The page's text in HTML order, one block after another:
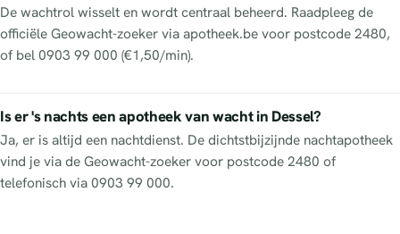
De wachtrol wisselt en wordt centraal beheerd. Raadpleeg de
officiële Geowacht-zoeker via apotheek.be voor postcode 2480,
of bel 0903 99 000 (€1,50/min).
Is er 's nachts een apotheek van wacht in Dessel?
Ja, er is altijd een nachtdienst. De dichtstbijzijnde nachtapotheek
vind je via de Geowacht-zoeker voor postcode 2480 of
telefonisch via 0903 99 000.